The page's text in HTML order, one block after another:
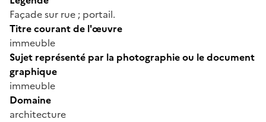
Façade sur rue ; portail.
Titre courant de l'œuvre
immeuble
Sujet représenté par la photographie ou le document
graphique
immeuble
Domaine
architecture